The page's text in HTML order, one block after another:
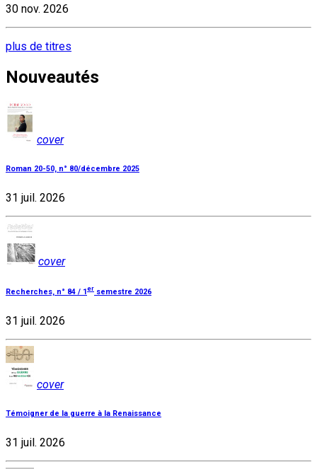
30 nov. 2026
plus de titres
Nouveautés
cover
Roman 20-50, n° 80/décembre 2025
31 juil. 2026
cover
Recherches, n° 84 / 1 er semestre 2026
31 juil. 2026
cover
Témoigner de la guerre à la Renaissance
31 juil. 2026